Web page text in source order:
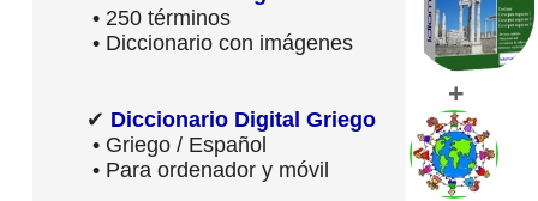
• 250 términos
• Diccionario con imágenes
✔ Diccionario Digital Griego
• Griego / Español
• Para ordenador y móvil
+